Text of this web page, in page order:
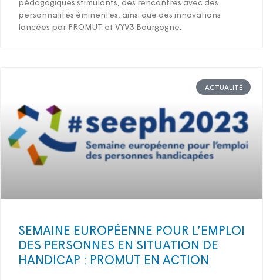
personnalités éminentes, ainsi que des innovations
lancées par PROMUT et VYV3 Bourgogne.
ACTUALITÉ
SEMAINE EUROPÉENNE POUR L’EMPLOI
DES PERSONNES EN SITUATION DE
HANDICAP : PROMUT EN ACTION